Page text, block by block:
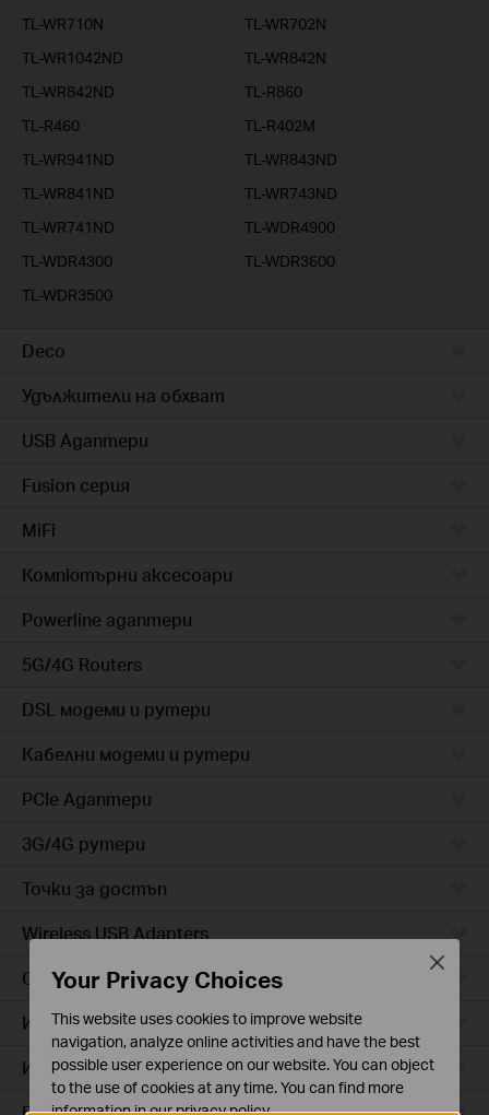
TL-WR710N
TL-WR702N
TL-WR1042ND
TL-WR842N
TL-WR842ND
TL-R860
TL-R460
TL-R402M
TL-WR941ND
TL-WR843ND
TL-WR841ND
TL-WR743ND
TL-WR741ND
TL-WDR4900
TL-WDR4300
TL-WDR3600
TL-WDR3500
Deco
Удължители на обхват
USB Адаптери
Fusion серия
MiFi
Компютърни аксесоари
Powerline адаптери
5G/4G Routers
DSL модеми и рутери
Кабелни модеми и рутери
PCIe Адаптери
3G/4G рутери
Точки за достъп
Wireless USB Adapters
Cloud камери
Интелигентни контакти
Интелигентно осветление
Your Privacy Choices
This website uses cookies to improve website
navigation, analyze online activities and have the best
possible user experience on our website. You can object
to the use of cookies at any time. You can find more
information in ourprivacy policy.
Close